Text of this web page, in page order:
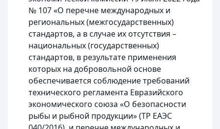
№ 107 «О перечне международных и
региональных (межгосударственных)
стандартов, а в случае их отсутствия –
национальных (государственных)
стандартов, в результате применения
которых на добровольной основе
обеспечивается соблюдение требований
технического регламента Евразийского
экономического союза «О безопасности
рыбы и рыбной продукции» (ТР ЕАЭС